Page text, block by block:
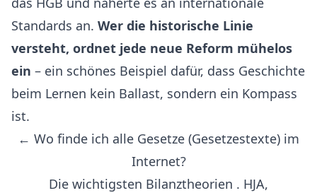
Standards an. Wer die historische Linie
versteht, ordnet jede neue Reform mühelos
ein – ein schönes Beispiel dafür, dass Geschichte
beim Lernen kein Ballast, sondern ein Kompass
ist.
← Wo finde ich alle Gesetze (Gesetzestexte) im
Internet?
Die wichtigsten Bilanztheorien . HJA,